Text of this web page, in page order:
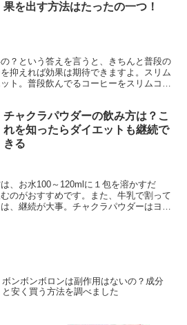
果を出す方法はたったの一つ！
？という答えを言うと、きちんと普段の
抑えれば効果は期待できますよ。スリム
ト。普段飲んでるコーヒーをスリムコー
チャクラパウダーの飲み方は？こ
れを知ったらダイエットも継続で
きる
、お水100～120mlに１包を溶かすだ
のがおすすめです。また、牛乳で割って
、継続が大事。チャクラパウダーはヨー
ボンボンボロンは副作用はないの？成分
と安く買う方法を調べました